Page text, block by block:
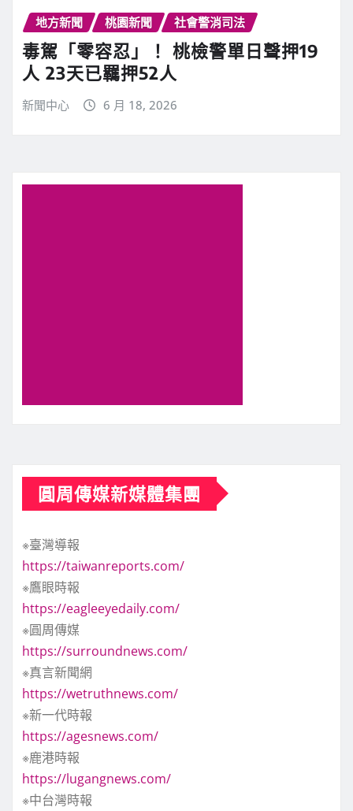
地方新聞 桃園新聞 社會警消司法
毒駕「零容忍」！ 桃檢警單日聲押19
人 23天已羈押52人
新聞中心 6 月 18, 2026
圓周傳媒新媒體集團
※臺灣導報
https://taiwanreports.com/
※鷹眼時報
https://eagleeyedaily.com/
※圓周傳媒
https://surroundnews.com/
※真言新聞網
https://wetruthnews.com/
※新一代時報
https://agesnews.com/
※鹿港時報
https://lugangnews.com/
※中台灣時報